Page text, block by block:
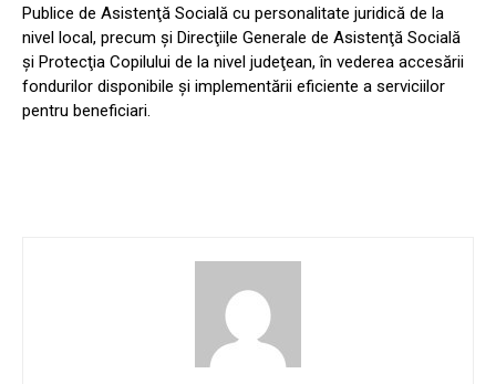
Publice de Asistenţă Socială cu personalitate juridică de la
nivel local, precum și Direcţiile Generale de Asistenţă Socială
şi Protecţia Copilului de la nivel judeţean, în vederea accesării
fondurilor disponibile și implementării eficiente a serviciilor
pentru beneficiari.